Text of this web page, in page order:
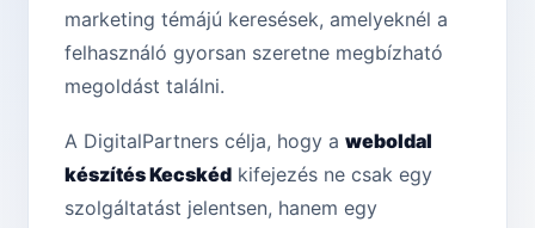
marketing témájú keresések, amelyeknél a
felhasználó gyorsan szeretne megbízható
megoldást találni.
A DigitalPartners célja, hogy a weboldal
készítés Kecskéd kifejezés ne csak egy
szolgáltatást jelentsen, hanem egy